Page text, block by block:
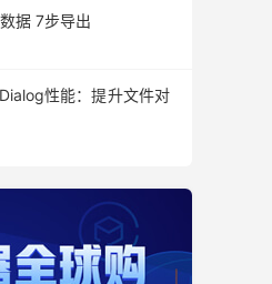
据 7步导出
性能：提升文件对